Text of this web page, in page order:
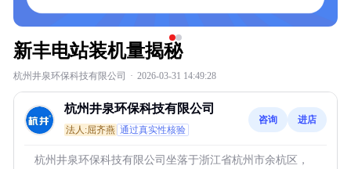
新丰电站装机量揭秘
杭州井泉环保科技有限公司 · 2026-03-31 14:49:28
杭州井泉环保科技有限公司
法人:屈齐燕 通过真实性核验
咨询 进店
杭州井泉环保科技有限公司坐落于浙江省杭州市余杭区，